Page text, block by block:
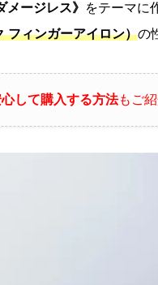
メージレス》 をテーマに
フィンガーアイロン）の
して購入する方法もご紹